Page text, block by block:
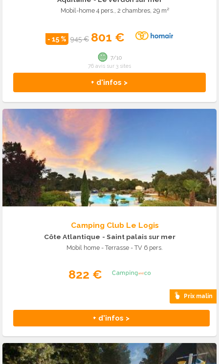
Mobil-home 4 pers., 2 chambres, 29 m²
- 15 % 945 € 801 €
+ d'infos >
7/10
76 avis sur 3 sites
Camping Club Le Logis
Côte Atlantique - Saint palais sur mer
Mobil home - Terrasse - TV 6 pers.
822 €
Prix malin
+ d'infos >